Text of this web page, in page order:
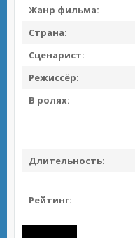
Жанр фильма:
Страна:
Сценарист:
Режиссёр:
В ролях:
Длительность:
Рейтинг: